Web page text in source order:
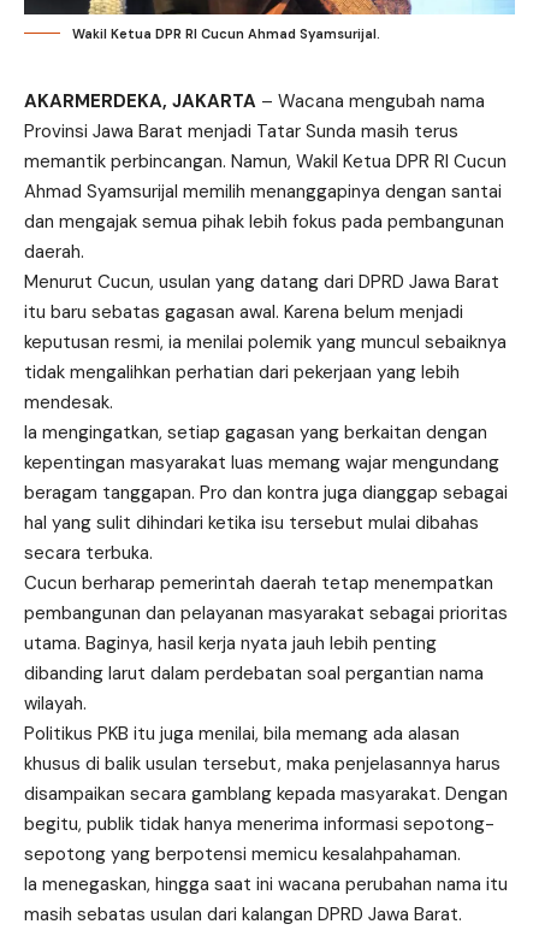
Wakil Ketua DPR RI Cucun Ahmad Syamsurijal.
AKARMERDEKA, JAKARTA – Wacana mengubah nama
Provinsi Jawa Barat menjadi Tatar Sunda masih terus
memantik perbincangan. Namun, Wakil Ketua DPR RI Cucun
Ahmad Syamsurijal memilih menanggapinya dengan santai
dan mengajak semua pihak lebih fokus pada pembangunan
daerah.
Menurut Cucun, usulan yang datang dari DPRD Jawa Barat
itu baru sebatas gagasan awal. Karena belum menjadi
keputusan resmi, ia menilai polemik yang muncul sebaiknya
tidak mengalihkan perhatian dari pekerjaan yang lebih
mendesak.
Ia mengingatkan, setiap gagasan yang berkaitan dengan
kepentingan masyarakat luas memang wajar mengundang
beragam tanggapan. Pro dan kontra juga dianggap sebagai
hal yang sulit dihindari ketika isu tersebut mulai dibahas
secara terbuka.
Cucun berharap pemerintah daerah tetap menempatkan
pembangunan dan pelayanan masyarakat sebagai prioritas
utama. Baginya, hasil kerja nyata jauh lebih penting
dibanding larut dalam perdebatan soal pergantian nama
wilayah.
Politikus PKB itu juga menilai, bila memang ada alasan
khusus di balik usulan tersebut, maka penjelasannya harus
disampaikan secara gamblang kepada masyarakat. Dengan
begitu, publik tidak hanya menerima informasi sepotong-
sepotong yang berpotensi memicu kesalahpahaman.
Ia menegaskan, hingga saat ini wacana perubahan nama itu
masih sebatas usulan dari kalangan DPRD Jawa Barat.